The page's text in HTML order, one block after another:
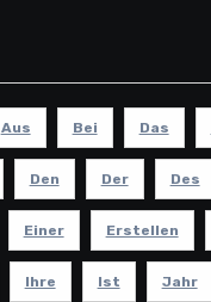
Aus Bei Das
Den Der Des
Einer Erstellen
Ihre Ist Jahr